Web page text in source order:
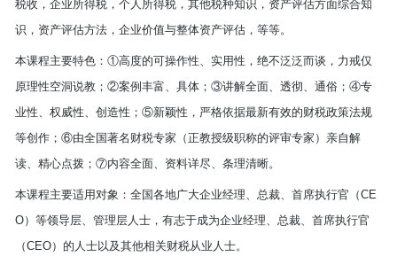
税收，企业所得税，个人所得税，其他税种知识，资产评估方面综合知
识，资产评估方法，企业价值与整体资产评估，等等。
本课程主要特色：①高度的可操作性、实用性，绝不泛泛而谈，力戒仅
原理性空洞说教；②案例丰富、具体；③讲解全面、透彻、通俗；④专
业性、权威性、创造性；⑤新颖性，严格依据最新有效的财税政策法规
等创作；⑥由全国著名财税专家（正教授级职称的评审专家）亲自解
读、精心点拨；⑦内容全面、资料详尽、条理清晰。
本课程主要适用对象：全国各地广大企业经理、总裁、首席执行官（CE
O）等领导层、管理层人士，有志于成为企业经理、总裁、首席执行官
（CEO）的人士以及其他相关财税从业人士。